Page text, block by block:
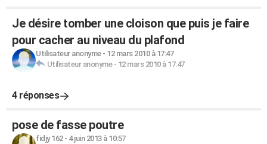
Je désire tomber une cloison que puis je faire
pour cacher au niveau du plafond
Utilisateur anonyme- 12 mars 2010 à 17:47
Utilisateur anonyme- 12 mars 2010 à 17:47
4 réponses
pose de fasse poutre
fidjy 162- 4 juin 2013 à 10:57